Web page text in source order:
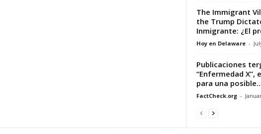
The Immigrant
the Trump
Inmigrante: ¿El
Hoy en Delaware -
Publicaciones
“Enfermedad X”,
para una
FactCheck.org -